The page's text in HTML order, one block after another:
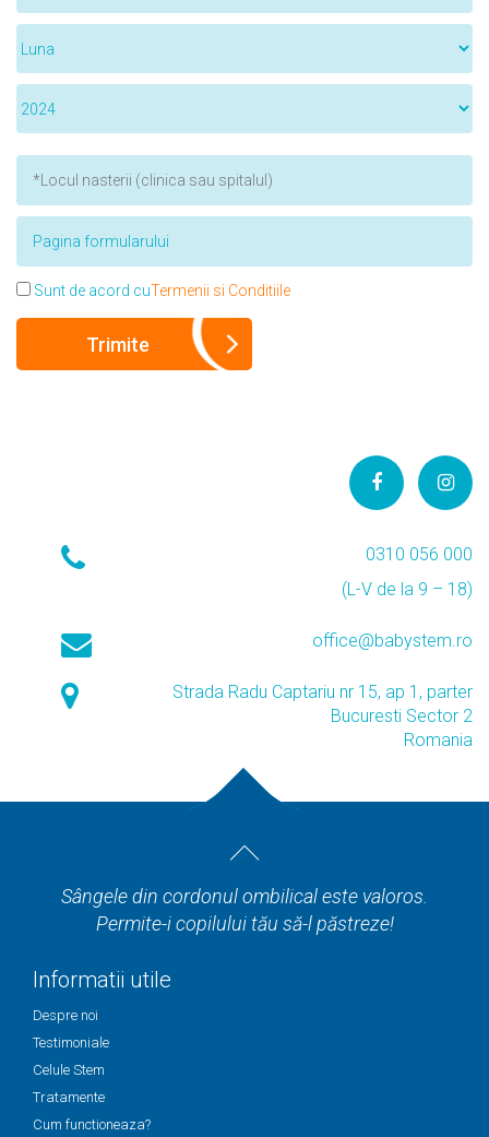
Sunt de acord cuTermenii si Conditiile
0310 056 000
(L-V de la 9 – 18)
office@babystem.ro
Strada Radu Captariu nr 15, ap 1, parter
Bucuresti Sector 2
Romania
Sângele din cordonul ombilical este valoros.
Permite-i copilului tău să-l păstreze!
Informatii utile
Despre noi
Testimoniale
Celule Stem
Tratamente
Cum functioneaza?